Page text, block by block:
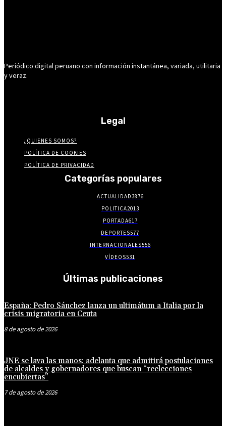
Periódico digital peruano con información instantánea, variada, utilitaria
y veraz.
Legal
¿QUIENES SOMOS?
POLÍTICA DE COOKIES
POLÍTICA DE PRIVACIDAD
Categorías populares
ACTUALIDAD3876
POLITICA2013
PORTADA617
DEPORTES577
INTERNACIONALES556
VÍDEOS531
Últimas publicaciones
España: Pedro Sánchez lanza un ultimátum a Italia por la
crisis migratoria en Ceuta
8 de agosto de 2026
JNE se lava las manos: adelanta que admitirá postulaciones
de alcaldes y gobernadores que buscan “reelecciones
encubiertas”
7 de agosto de 2026